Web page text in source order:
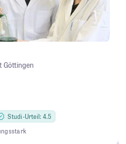
Göttingen
Studi-Urteil: 4.5